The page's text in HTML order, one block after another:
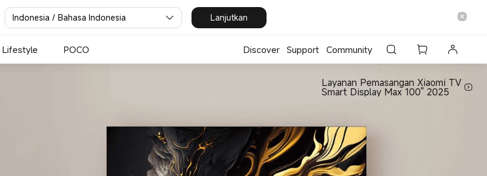
Indonesia / Bahasa Indonesia Lanjutkan
Lifestyle POCO Discover Support Community
Layanan Pemasangan Xiaomi TV
Smart Display Max 100" 2025